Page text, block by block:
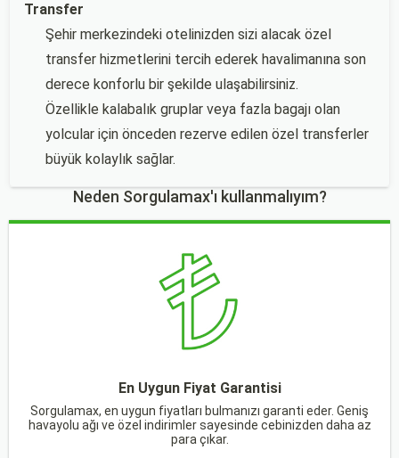
Transfer
Şehir merkezindeki otelinizden sizi alacak özel
transfer hizmetlerini tercih ederek havalimanına son
derece konforlu bir şekilde ulaşabilirsiniz.
Özellikle kalabalık gruplar veya fazla bagajı olan
yolcular için önceden rezerve edilen özel transferler
büyük kolaylık sağlar.
Neden Sorgulamax'ı kullanmalıyım?
En Uygun Fiyat Garantisi
Sorgulamax, en uygun fiyatları bulmanızı garanti eder. Geniş
havayolu ağı ve özel indirimler sayesinde cebinizden daha az
para çıkar.